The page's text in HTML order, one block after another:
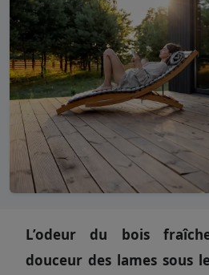
L’odeur du bois
douceur des lames sous